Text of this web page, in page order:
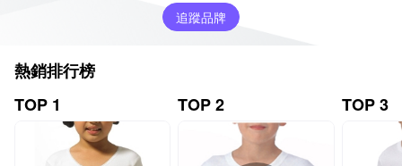
追蹤品牌
熱銷排行榜
TOP 1
TOP 2 TOP 3